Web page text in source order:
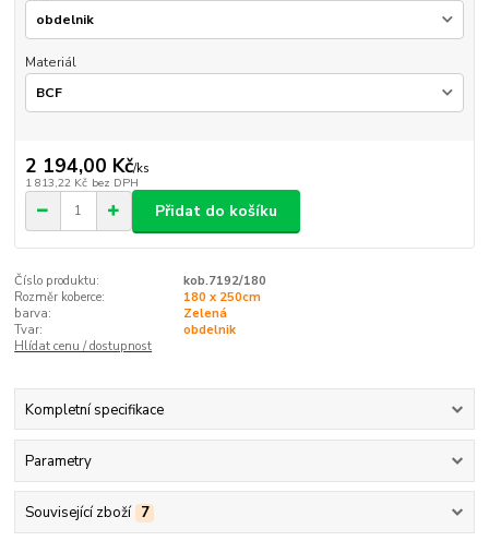
Materiál
2 194,00 Kč/ks
1 813,22 Kč bez DPH
Přidat do košíku
Číslo produktu:
kob.7192/180
Rozměr koberce:
180 x 250cm
barva:
Zelená
Tvar:
obdelnik
Hlídat cenu / dostupnost
Kompletní specifikace
Parametry
Související zboží 7